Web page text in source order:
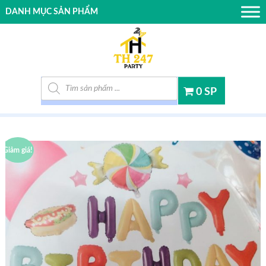
Tìm kiếm sản phẩm
0 SP
DANH MỤC SẢN PHẨM
Giảm giá!